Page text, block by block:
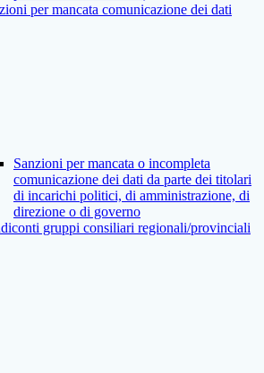
per mancata comunicazione dei dati
Sanzioni per mancata o incompleta
comunicazione dei dati da parte dei titolari
di incarichi politici, di amministrazione, di
direzione o di governo
gruppi consiliari regionali/provinciali